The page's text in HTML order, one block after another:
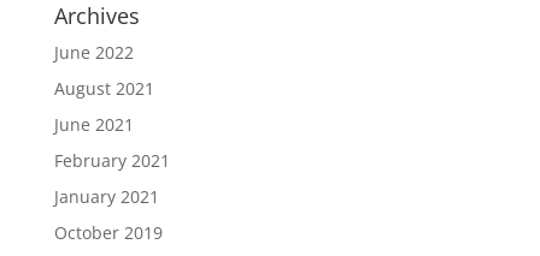
Archives
June 2022
August 2021
June 2021
February 2021
January 2021
October 2019